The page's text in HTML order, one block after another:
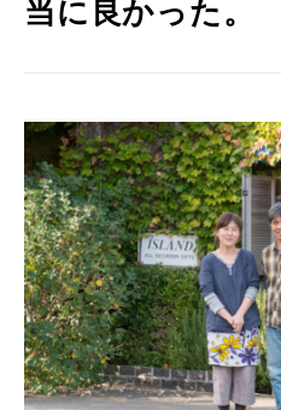
当に良かった。